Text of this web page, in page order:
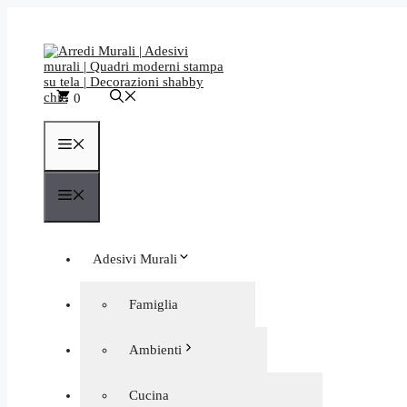
contenuto
0
Adesivi Murali
Famiglia
Frasi aforismi
Personalizzati
Quadri moderni
Ambienti
Bagno
Astratti
Orologi da Parete
Cucina
Decorazioni murali negozi